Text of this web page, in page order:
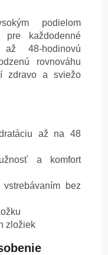
podielom
každodenné
48-hodinovú
rovnováhu
zdravo a sviežo
až na 48
a komfort
bez
zložiek